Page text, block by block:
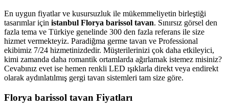
En uygun fiyatlar ve kusursuzluk ile mükemmeliyetin birleştiği
tasarımlar için istanbul Florya barissol tavan. Sınırsız görsel den
fazla tema ve Türkiye genelinde 300 den fazla referans ile size
hizmet vermekteyiz. Paradiğma germe tavan ve Professional
ekibimiz 7/24 hizmetinizdedir. Müşterilerinizi çok daha etkileyici,
kimi zamanda daha romantik ortamlarda ağırlamak istemez misiniz?
Cevabınız evet ise hemen renkli LED ışıklarla direkt veya endirekt
olarak aydınlatılmış gergi tavan sistemleri tam size göre.
Florya barissol tavan Fiyatları